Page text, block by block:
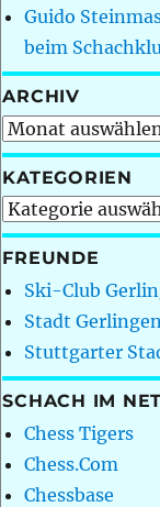
Guido
beim
ARCHIV
Archiv
KATEGORIEN
Kategorien
FREUNDE
Ski-Club
Stadt
Stuttgarter
SCHACH IM
Chess Tigers
Chess.Com
Chessbase